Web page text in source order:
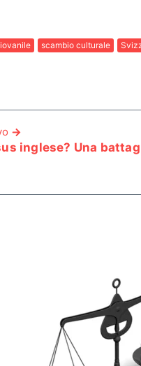
scambio culturale
inglese? Una